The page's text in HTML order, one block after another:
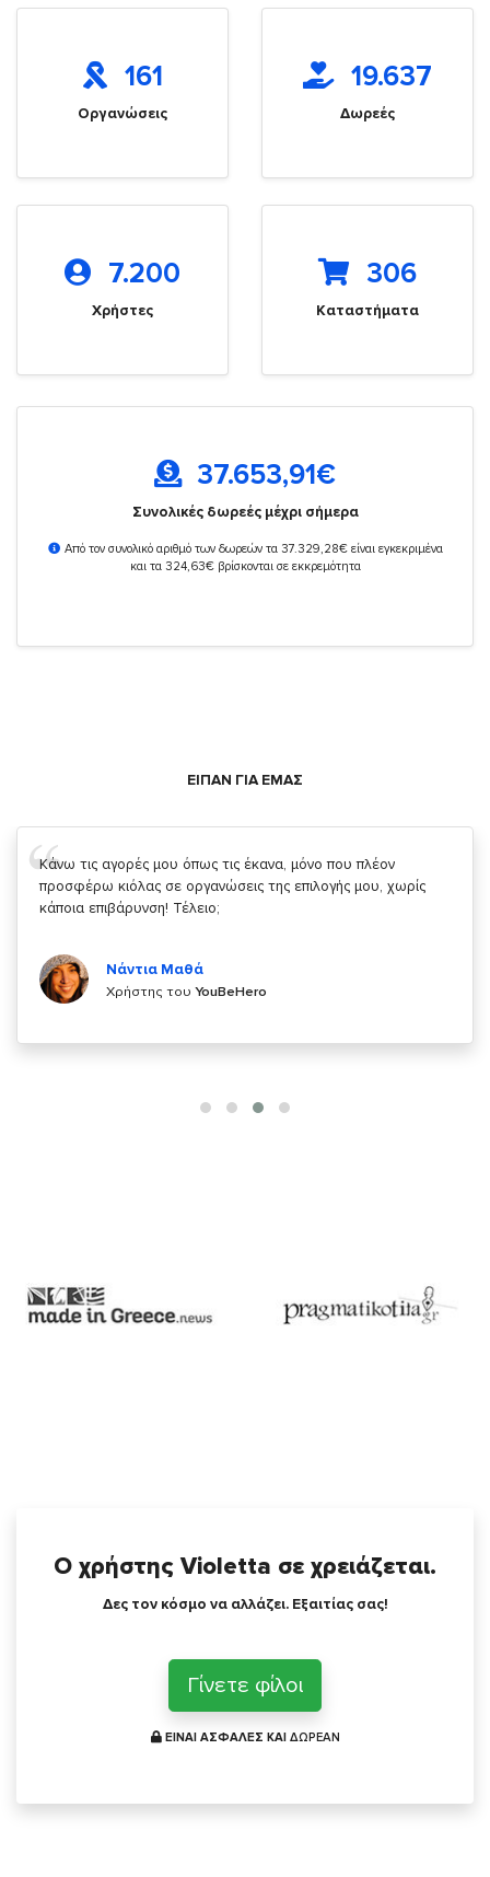
161
Οργανώσεις
19.637
Δωρεές
7.200
Χρήστες
306
Καταστήματα
37.653,91€
Συνολικές δωρεές μέχρι σήμερα
Από τον συνολικό αριθμό των δωρεών τα 37.329,28€ είναι εγκεκριμένα
και τα 324,63€ βρίσκονται σε εκκρεμότητα
ΕΙΠΑΝ ΓΙΑ ΕΜΑΣ
Σας ευχαριστώ που μας δίνετε την δυνατότητα να κάνουμε
κάτι!
Χρήστης τουYouBeHero
Ο χρήστης Violetta σε χρειάζεται.
Δες τον κόσμο να αλλάζει. Εξαιτίας σας!
Γίνετε φίλοι
ΕΙΝΑΙ ΑΣΦΑΛΕΣ ΚΑΙ ΔΩΡΕΑΝ